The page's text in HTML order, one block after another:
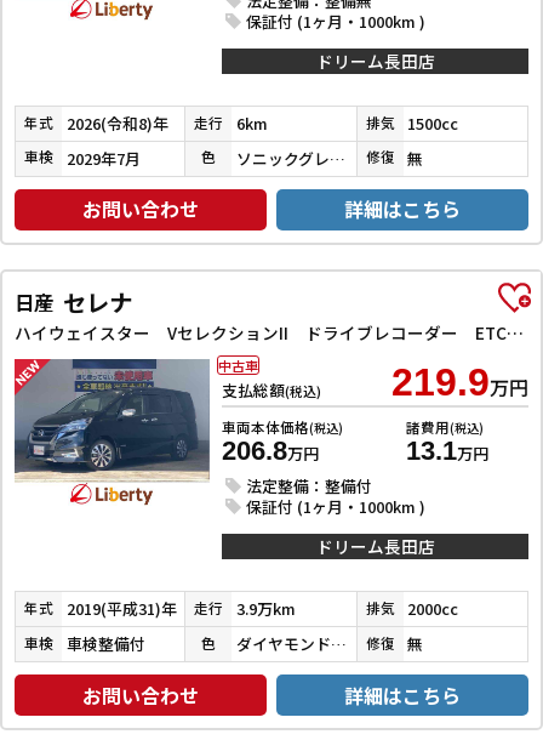
保証付 (1ヶ月・1000km )
ドリーム長田店
年式 2026(令和8)年 走行 6km 排気 1500cc
車検 2029年7月 色 ソニックグレーパール 修復 無
お問い合わせ 詳細はこちら
日産 セレナ
ハイウェイスター VセレクションII ドライブレコーダー ETC 全周囲カメラ ナビ TV クリアランスソナー オートクルーズコントロール パークアシスト 衝突被害軽減システム 両側電動スライドドア オートライト LEDヘッドランプ
支払総額(税込) 219.9万円
車両本体価格(税込)
206.8万円
諸費用(税込)
13.1万円
法定整備：整備付
保証付 (1ヶ月・1000km )
中古車
ドリーム長田店
年式 2019(平成31)年 走行 3.9万km 排気 2000cc
車検 車検整備付 色 ダイヤモンドブラックパール 修復 無
お問い合わせ 詳細はこちら